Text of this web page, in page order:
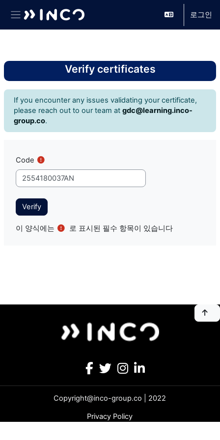
로그인
Verify certificates
If you encounter any issues validating your certificate,
please reach out to our team at gdc@learning.inco-
group.co.
Code
이 양식에는 로 표시된 필수 항목이 있습니다
Copyright@inco-group.co | 2022
Privacy Policy